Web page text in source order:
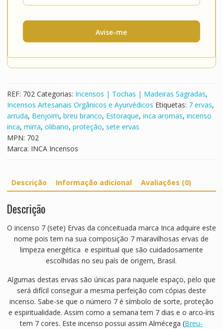
Avise-me
REF: 702 Categorias: Incensos | Tochas | Madeiras Sagradas,
Incensos Artesanais Orgânicos e Ayurvédicos Etiquetas: 7 ervas,
arruda, Benjoim, breu branco, Estoraque, inca aromas, incenso
inca, mirra, olibano, proteção, sete ervas
MPN: 702
Marca: INCA Incensos
Descrição Informação adicional Avaliações (0)
Descrição
O incenso 7 (sete) Ervas da conceituada marca Inca adquire este
nome pois tem na sua composição 7 maravilhosas ervas de
limpeza energética e espiritual que são cuidadosamente
escolhidas no seu país de origem, Brasil.
Algumas destas ervas são únicas para naquele espaço, pelo que
será difícil conseguir a mesma perfeição com cópias deste
incenso. Sabe-se que o número 7 é símbolo de sorte, proteção
e espiritualidade. Assim como a semana tem 7 dias e o arco-íris
tem 7 cores. Este incenso possui assim Almécega (Breu-